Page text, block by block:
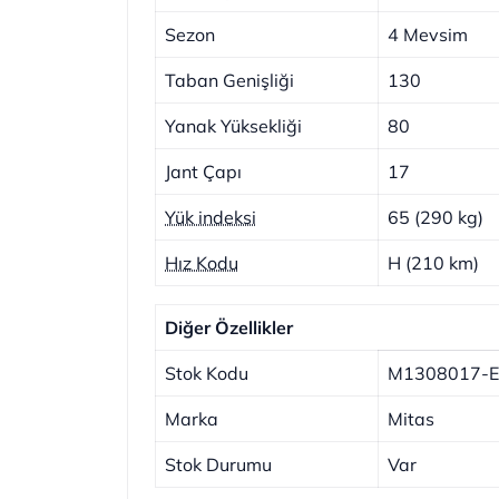
Sezon 4 Mevsim
Taban Genişliği 130
Yanak Yüksekliği 80
Jant Çapı 17
Yük indeksi 65 (290 kg)
Hız Kodu H (210 km)
Diğer Özellikler
Stok Kodu M1308017-
Marka Mitas
Stok Durumu Var